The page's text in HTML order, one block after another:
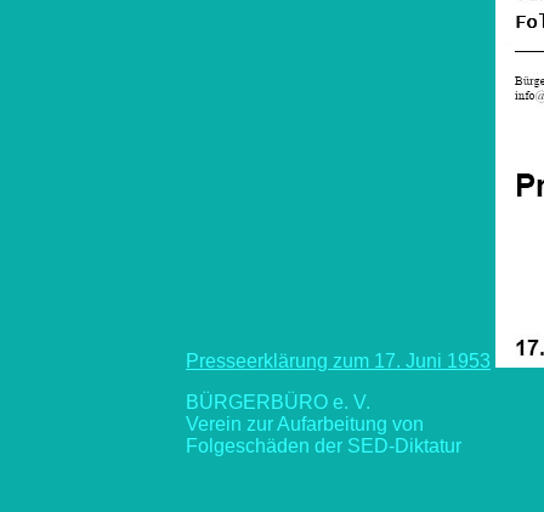
Presseerklärung zum 17. Juni 1953
BÜRGERBÜRO e. V.
Verein zur Aufarbeitung von
Folgeschäden der SED-Diktatur